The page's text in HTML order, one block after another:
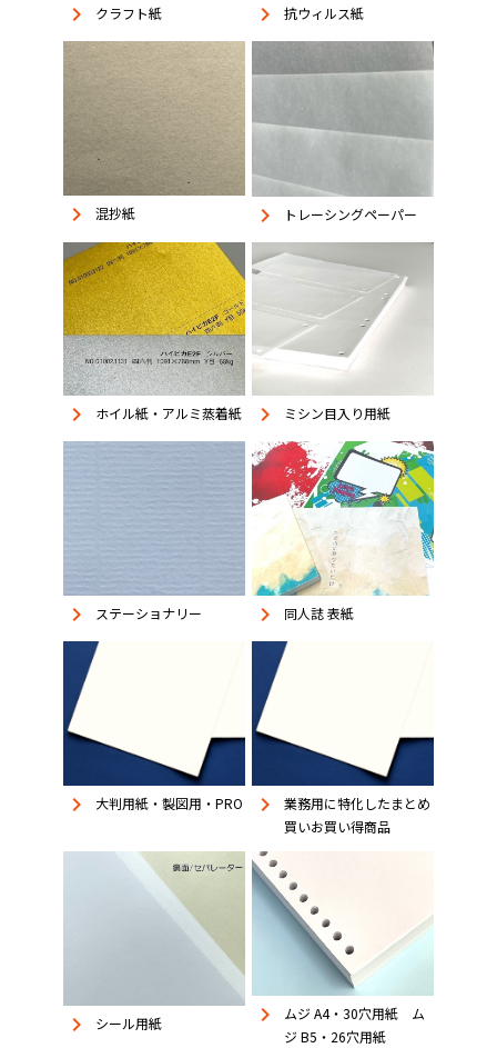
keyboard_arrow_right クラフト紙 keyboard_arrow_right 抗ウィルス紙
keyboard_arrow_right 混抄紙 keyboard_arrow_right トレーシングペーパー
keyboard_arrow_right ホイル紙・アルミ蒸着紙 keyboard_arrow_right ミシン目入り用紙
keyboard_arrow_right ステーショナリー keyboard_arrow_right 同人誌 表紙
keyboard_arrow_right 大判用紙・製図用・PRO keyboard_arrow_right
業務用に特化したまとめ
買いお買い得商品
keyboard_arrow_right シール用紙 keyboard_arrow_right
ムジ A4・30穴用紙 ム
ジ B5・26穴用紙